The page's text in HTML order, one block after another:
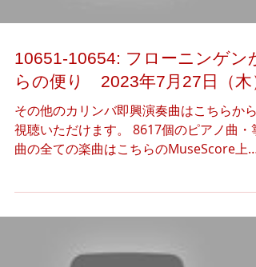
10651-10654: フローニンゲンか
らの便り 2023年7月27日（木
その他のカリンバ即興演奏曲はこちらから
視聴いただけます。 8617個のピアノ曲・箏
曲の全ての楽曲はこちらのMuseScore上で